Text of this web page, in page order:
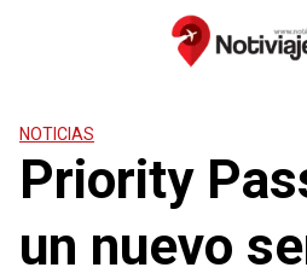
NOTICIAS
Priority
un nuevo